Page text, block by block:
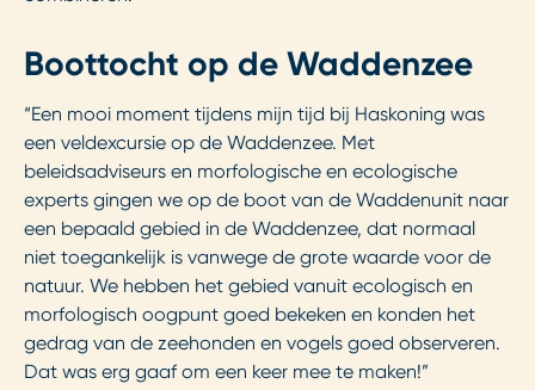
Boottocht op de Waddenzee
“Een mooi moment tijdens mijn tijd bij Haskoning was
een veldexcursie op de Waddenzee. Met
beleidsadviseurs en morfologische en ecologische
experts gingen we op de boot van de Waddenunit naar
een bepaald gebied in de Waddenzee, dat normaal
niet toegankelijk is vanwege de grote waarde voor de
natuur. We hebben het gebied vanuit ecologisch en
morfologisch oogpunt goed bekeken en konden het
gedrag van de zeehonden en vogels goed observeren.
Dat was erg gaaf om een keer mee te maken!”